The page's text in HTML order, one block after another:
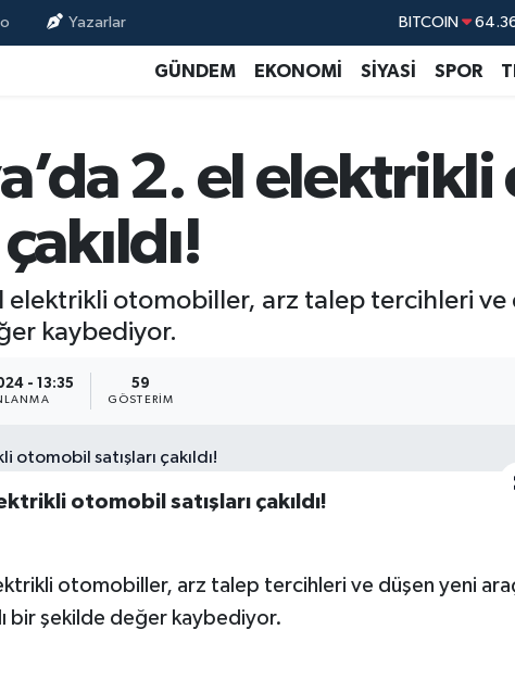
Yazarlar DOLAR
EURO
BİST100
GÜNDEM EKONOMİ SİYASİ SPOR
2. el elektrikli
otomobiller, arz talep tercihleri ve
kaybediyor.
- 13:35 59
GÖSTERIM
otomobil satışları çakıldı!
otomobiller, arz talep tercihleri ve düşen yeni
bir şekilde değer kaybediyor.